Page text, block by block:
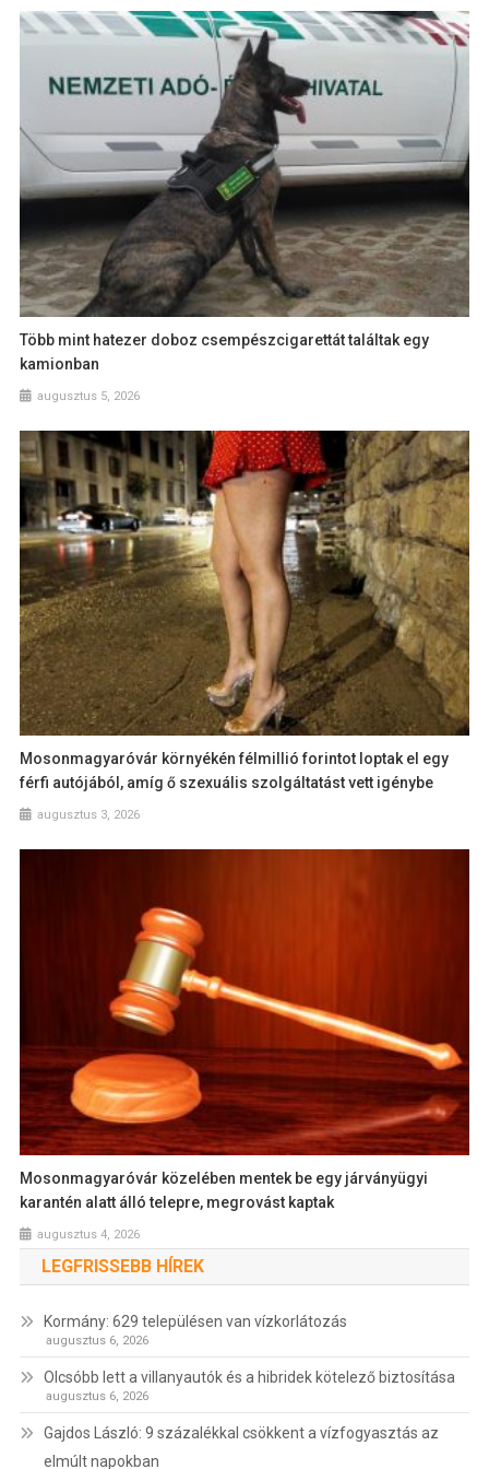
Több mint hatezer doboz csempészcigarettát találtak egy
kamionban
augusztus 5, 2026
Mosonmagyaróvár környékén félmillió forintot loptak el egy
férfi autójából, amíg ő szexuális szolgáltatást vett igénybe
augusztus 3, 2026
Mosonmagyaróvár közelében mentek be egy járványügyi
karantén alatt álló telepre, megrovást kaptak
augusztus 4, 2026
LEGFRISSEBB HÍREK
Kormány: 629 településen van vízkorlátozás
augusztus 6, 2026
Olcsóbb lett a villanyautók és a hibridek kötelező biztosítása
augusztus 6, 2026
Gajdos László: 9 százalékkal csökkent a vízfogyasztás az
elmúlt napokban